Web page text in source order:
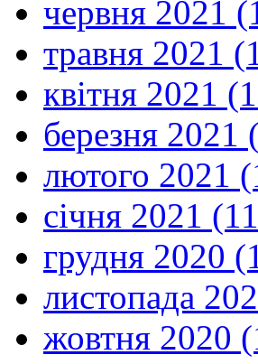
червня 2021
травня 2021
квітня 2021
березня 2021
лютого 2021
січня 2021
грудня 2020
листопада
жовтня 2020